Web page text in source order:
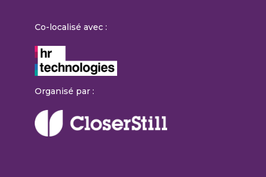
Co-localisé avec :
Organisé par :